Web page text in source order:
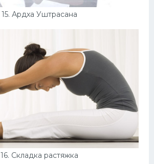
15. Ардха Уштрасана
16. Складка растяжка